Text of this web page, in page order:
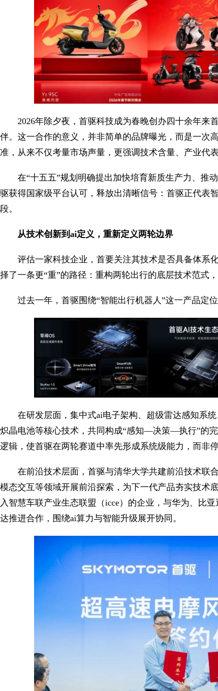
2026年除夕夜，首驱科技成为春晚创办四十余年来
伴。这一合作的意义，并非简单的品牌曝光，而是一次
准，从来不仅考量市场声量，更强调技术含量、产业代
在“十五五”规划明确提出加快培育新质生产力、推
驱获得国家级平台认可，释放出清晰信号：首驱正代表
段。
从技术创新到ai定义，重新定义两轮边界
评估一家科技企业，首要关注其技术是否具备体系
择了一条更“重”的路径：重构两轮出行的底层技术范式
过去一年，首驱围绕“智能出行机器人”这一产品定
在研发层面，集中式ai电子架构、超级雷达感知系
炽晶电池等核心技术，共同构成“感知—决策—执行”的
逻辑，使首驱在两轮赛道中率先形成系统级能力，而非
在前沿技术层面，首驱与清华大学共建前沿技术联
模态交互等领域开展前沿探索，为下一代产品夯实技术
入智慧车联产业生态联盟（icce）的企业，与华为、比
达推进合作，围绕ai算力与智能升级展开协同。